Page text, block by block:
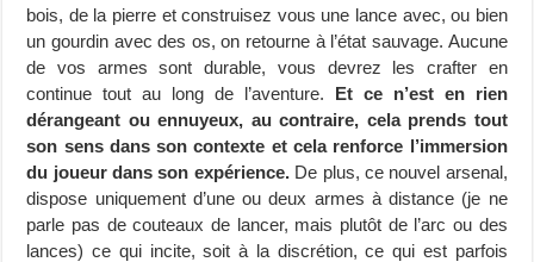
bois, de la pierre et construisez vous une lance avec, ou bien
un gourdin avec des os, on retourne à l’état sauvage. Aucune
de vos armes sont durable, vous devrez les crafter en
continue tout au long de l’aventure. Et ce n’est en rien
dérangeant ou ennuyeux, au contraire, cela prends tout
son sens dans son contexte et cela renforce l’immersion
du joueur dans son expérience.De plus, ce nouvel arsenal,
dispose uniquement d’une ou deux armes à distance (je ne
parle pas de couteaux de lancer, mais plutôt de l’arc ou des
lances) ce qui incite, soit à la discrétion, ce qui est parfois